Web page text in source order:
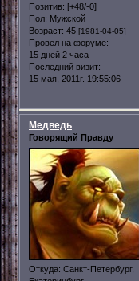
Позитив: [+48/-0]
Пол: Мужской
Возраст: 45 [1981-04-05]
Провел на форуме:
15 дней 2 часа
Последний визит:
15 мая, 2011г. 19:55:06
Медведь
Говорящий Правду
Откуда: Санкт-Петербург,